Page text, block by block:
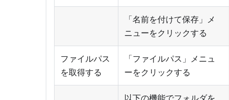
「名前を付けて保存」メ
ニューをクリックする
ファイルパス
を取得する
「ファイルパス」メニュ
ーをクリックする